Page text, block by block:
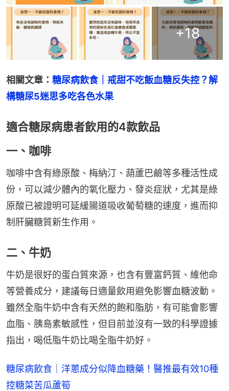
+18
相關文章： 糖尿病飲食｜戒甜不吃飯血糖反失控？解
構糖尿5迷思多吃各色水果
適合糖尿病患者飲用的4款飲品
一、咖啡
咖啡中含有綠原酸、梅納汀、葫蘆巴鹼等多種活性成
份，可以減少體內的氧化壓力、發炎症狀，尤其是綠
原酸已被證明可延緩腸道吸收葡萄糖的速度，進而抑
制肝臟糖質新生作用。
二、牛奶
牛奶是很好的蛋白質來源，也含有豐富鈣質、維他命
等營養成分，建議每日適量飲用避免影響血糖波動。
雖然全脂牛奶中含有天然的飽和脂肪，有可能會影響
血脂、胰島素敏感性，但目前並沒有一致的科學證據
指出，喝低脂牛奶比喝全脂牛奶好。
糖尿病飲食｜洋蔥成分似降血糖藥！醫推最有效10種
控糖菜苦瓜蘆筍